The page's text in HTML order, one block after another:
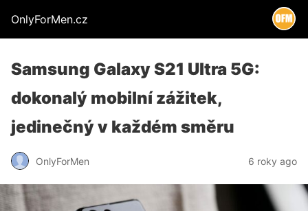
OnlyForMen.cz
Samsung Galaxy S21 Ultra 5G:
dokonalý mobilní zážitek,
jedinečný v každém směru
OnlyForMen 6 roky ago